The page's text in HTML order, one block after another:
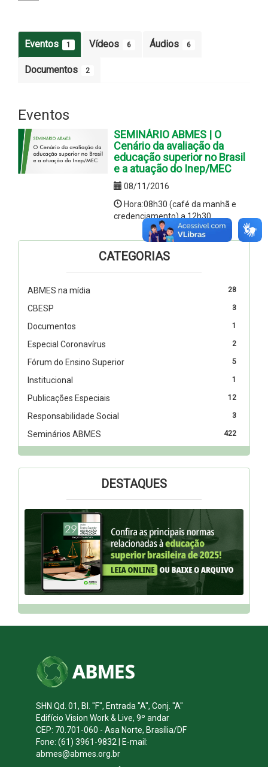
Eventos 1 Vídeos 6 Áudios 6
Documentos 2
Eventos
SEMINÁRIO ABMES | O
Cenário da avaliação da
educação superior no Brasil
e a atuação do Inep/MEC
08/11/2016
Hora:08h30 (café da manhã e
credenciamento) a 12h30
CATEGORIAS
28
ABMES na mídia
3
CBESP
1
Documentos
2
Especial Coronavírus
5
Fórum do Ensino Superior
1
Institucional
12
Publicações Especiais
3
Responsabilidade Social
422
Seminários ABMES
DESTAQUES
SHN Qd. 01, Bl. "F", Entrada "A", Conj. "A"
Edifício Vision Work & Live, 9º andar
CEP: 70.701-060 - Asa Norte, Brasília/DF
Fone: (61) 3961-9832 | E-mail:
abmes@abmes.org.br